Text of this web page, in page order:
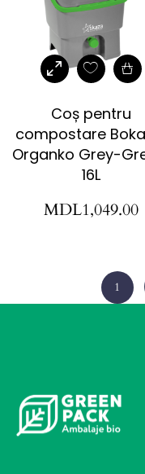
Coș pentru
compostare
Organko Grey-
16L
MDL1,049.00
1